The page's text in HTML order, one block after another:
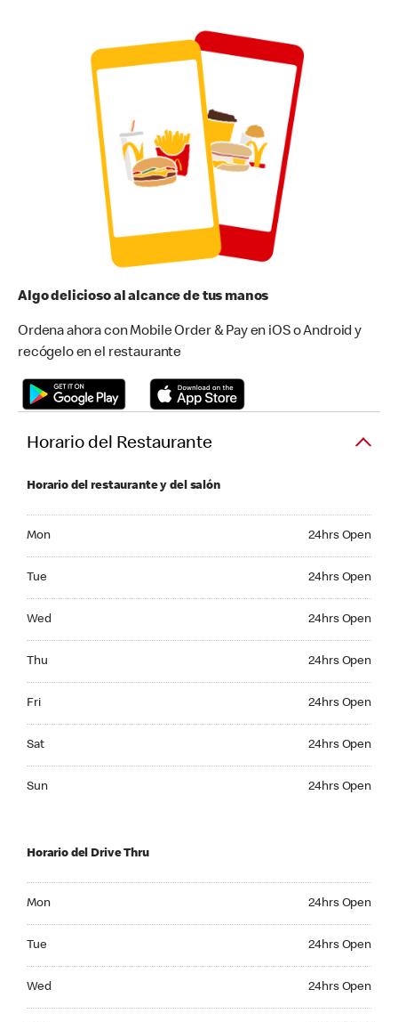
Algo delicioso al alcance de tus manos
Ordena ahora con Mobile Order & Pay en iOS o Android y
recógelo en el restaurante
Horario del Restaurante
Horario del restaurante y del salón
Mon 24hrs Open
Tue 24hrs Open
Wed 24hrs Open
Thu 24hrs Open
Fri 24hrs Open
Sat 24hrs Open
Sun 24hrs Open
Horario del Drive Thru
Mon 24hrs Open
Tue 24hrs Open
Wed 24hrs Open